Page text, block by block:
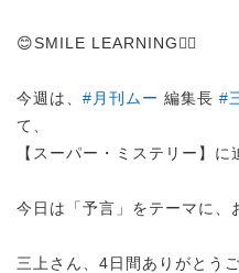
😊SMILE LEARNING✍🏻
今週は、 #月刊ムー 編集長 #
て、
【スーパー・ミステリー】に
今日は「予言」をテーマに、
三上さん、4日間ありがとう